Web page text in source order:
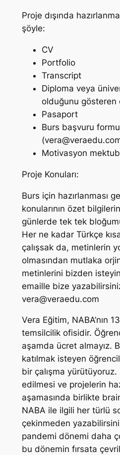
Proje dışında
şöyle:
CV
Portfolio
Transcript
Diploma veya
olduğunu gösteren
Pasaport
Burs başvuru formu
(
Motivasyon
Proje Konuları:
Burs için hazırlanması
konularının özet
günlerde tek tek
Her ne kadar Türkçe
çalışsak da, metinlerin
olmasından mutlaka
metinlerini bizden
emaille bize
vera@veraedu.com
Vera Eğitim, NABA’nın
temsilcilik ofisidir.
aşamda ücret almayız.
katılmak isteyen
bir çalışma yürütüyoruz.
edilmesi ve projelerin
aşamasında birlikte
NABA ile ilgili her türlü
çekinmeden
pandemi dönemi daha
bu dönemin fırsata